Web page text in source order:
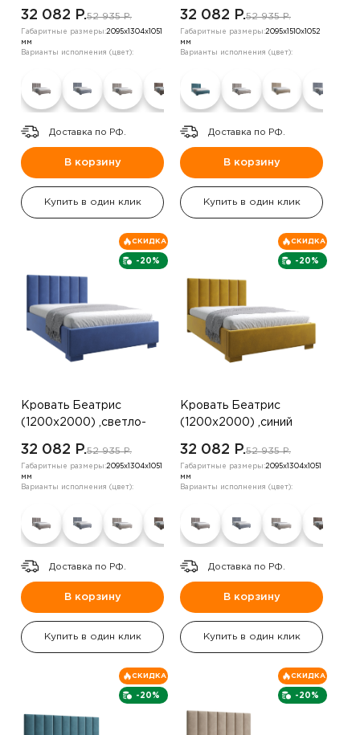
32 082 P.52 935 P.
Габаритные размеры:2095х1304х1051
мм
Варианты исполнения (цвет):
Доставка по РФ.
В корзину
Купить в один клик
32 082 P.52 935 P.
Габаритные размеры:2095х1510х1052
мм
Варианты исполнения (цвет):
Доставка по РФ.
В корзину
Купить в один клик
-20%
СКИДКА
Кровать Беатрис
(1200х2000) ,светло-
32 082 P.52 935 P.
Габаритные размеры:2095х1304х1051
мм
Варианты исполнения (цвет):
Доставка по РФ.
В корзину
Купить в один клик
-20%
СКИДКА
Кровать Беатрис
(1200х2000) ,синий
32 082 P.52 935 P.
Габаритные размеры:2095х1304х1051
мм
Варианты исполнения (цвет):
Доставка по РФ.
В корзину
Купить в один клик
-20%
СКИДКА
-20%
СКИДКА